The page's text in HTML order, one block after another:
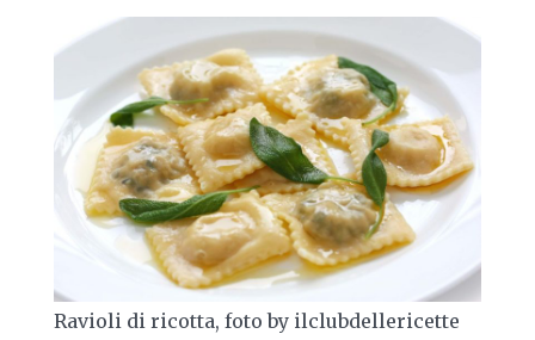
Ravioli di ricotta, foto by ilclubdellericette